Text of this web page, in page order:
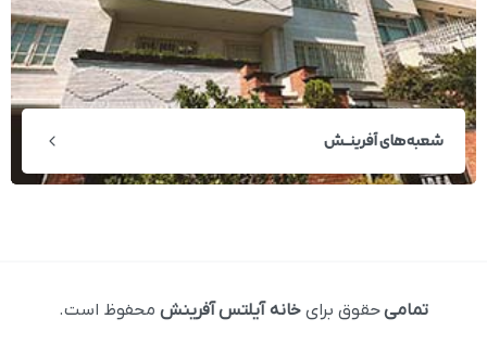
شعبه‌های آفرینــش
تمامیحقوق برای خانه آیلتس آفرینشمحفوظ است.